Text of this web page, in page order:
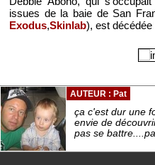
issues de la baie de San
Exodus,Skinlab), est
AUTEUR : Pat
ça c'est dur une
envie de
pas se